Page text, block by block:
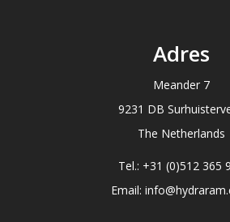
Adres
Meander 7
9231 DB
The Netherlands
Tel.: +31 (0)512 365
Email: